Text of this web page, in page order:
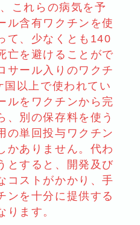
これらの病気を予
ル含有ワクチンを使
て、少なくとも140
亡を避けることがで
サール入りのワクチ
国以上で使われてい
ルをワクチンから完
、別の保存料を使う
の単回投与ワクチン
かありません。代わ
とすると、開発及び
コストがかかり、手
ンを十分に提供する
ります。